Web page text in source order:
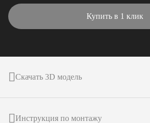
Купить в 1 клик
Скачать 3D модель
Инструкция по монтажу